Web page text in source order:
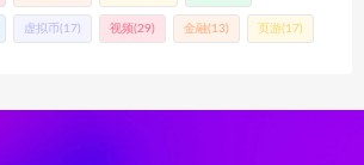
虚拟币(17) 视频(29) 金融(13) 页游(17)